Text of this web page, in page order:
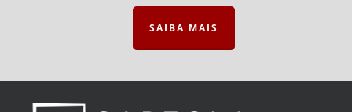
SAIBA MAIS